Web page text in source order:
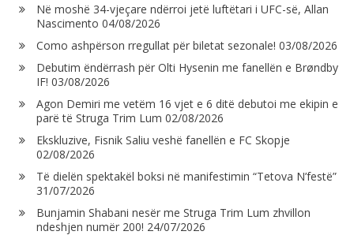
Në moshë 34-vjeçare ndërroi jetë luftëtari i UFC-së, Allan
Nascimento 04/08/2026
Como ashpërson rregullat për biletat sezonale! 03/08/2026
Debutim ëndërrash për Olti Hysenin me fanellën e Brøndby
IF! 03/08/2026
Agon Demiri me vetëm 16 vjet e 6 ditë debutoi me ekipin e
parë të Struga Trim Lum 02/08/2026
Ekskluzive, Fisnik Saliu veshë fanellën e FC Skopje
02/08/2026
Të dielën spektakël boksi në manifestimin “Tetova N’festë”
31/07/2026
Bunjamin Shabani nesër me Struga Trim Lum zhvillon
ndeshjen numër 200! 24/07/2026